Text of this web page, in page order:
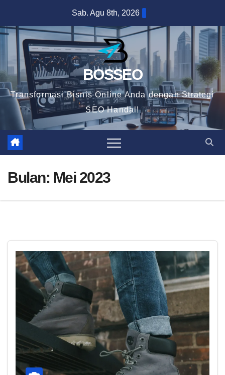
content
Sab. Agu 8th, 2026
BOSSEO
Transformasi Bisnis Online Anda dengan Strategi
SEO Handal!
Bulan: Mei 2023